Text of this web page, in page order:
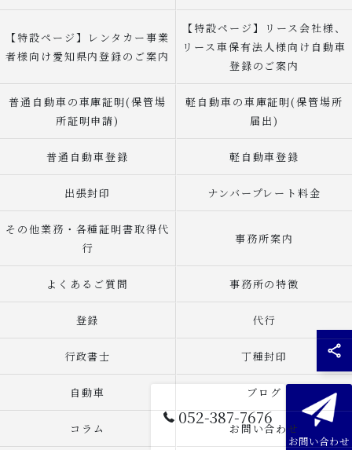
052-387-7676
お問い合わせ
【特設ページ】レンタカー事業
者様向け愛知県内登録のご案内
【特設ページ】リース会社様、
リース車保有法人様向け自動車
登録のご案内
普通自動車の車庫証明(保管場
所証明申請)
軽自動車の車庫証明(保管場所
届出)
普通自動車登録 軽自動車登録
出張封印 ナンバープレート料金
その他業務・各種証明書取得代
行
事務所案内
よくあるご質問 事務所の特徴
登録 代行
行政書士 丁種封印
自動車 ブログ
コラム お問い合わせ